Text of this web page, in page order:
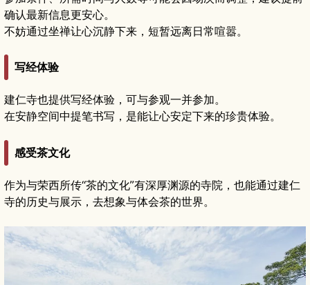
确认最新信息更安心。
不妨通过坐禅让心沉静下来，短暂远离日常喧嚣。
写经体验
建仁寺也提供写经体验，可与参观一并参加。
在安静空间中提笔书写，是能让心安定下来的珍贵体验。
感受茶文化
作为与荣西所传“茶的文化”有深厚渊源的寺院，也能通过建仁
寺的历史与展示，去想象与体会茶的世界。